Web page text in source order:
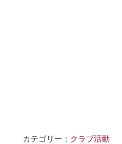
カテゴリー： クラブ活動